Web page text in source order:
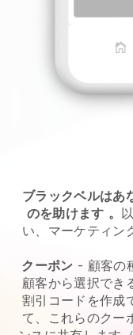
ブラックベルはあ
のを助けます 。
い、マーケティン
クーポン - 顧客の
顧客から選択でき
割引コードを作成
て、これらのクー